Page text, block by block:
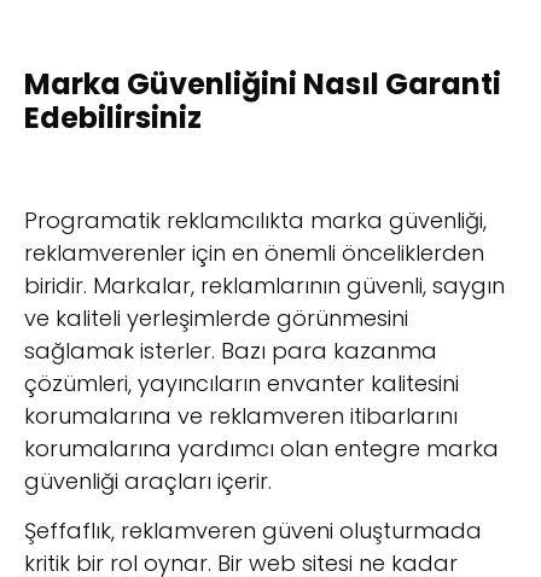
Marka Güvenliğini Nasıl Garanti
Edebilirsiniz
Programatik reklamcılıkta marka güvenliği,
reklamverenler için en önemli önceliklerden
biridir. Markalar, reklamlarının güvenli, saygın
ve kaliteli yerleşimlerde görünmesini
sağlamak isterler. Bazı para kazanma
çözümleri, yayıncıların envanter kalitesini
korumalarına ve reklamveren itibarlarını
korumalarına yardımcı olan entegre marka
güvenliği araçları içerir.
Şeffaflık, reklamveren güveni oluşturmada
kritik bir rol oynar. Bir web sitesi ne kadar